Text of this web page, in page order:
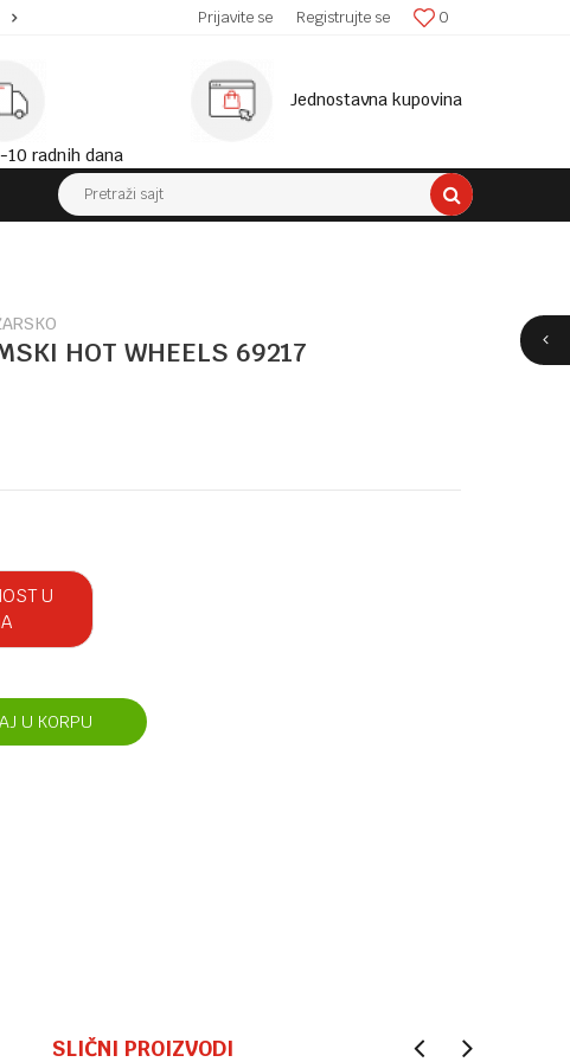
SIGURNA ISPORUKA! 0
Prijavite se Registrujte se
10 radnih dana
Jednostavna kupovina
Pretraži sajt
HOT WHEELS 69217
U
U KORPU
SLIČNI PROIZVODI